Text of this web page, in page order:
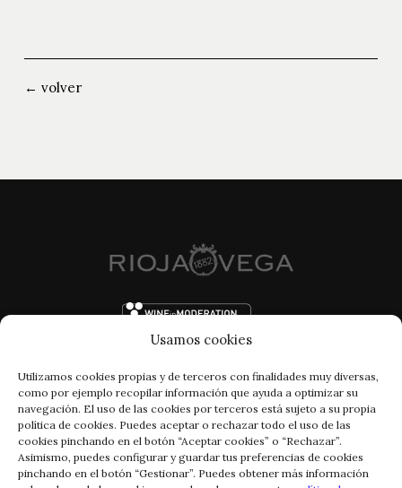
Usamos cookies
Utilizamos cookies propias y de terceros con finalidades muy diversas,
como por ejemplo recopilar información que ayuda a optimizar su
navegación. El uso de las cookies por terceros está sujeto a su propia
política de cookies. Puedes aceptar o rechazar todo el uso de las
cookies pinchando en el botón “Aceptar cookies” o “Rechazar”.
Asimismo, puedes configurar y guardar tus preferencias de cookies
pinchando en el botón “Gestionar”. Puedes obtener más información
← volver